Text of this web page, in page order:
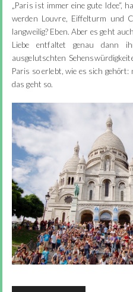
„Paris ist immer eine gute Idee“,
werden Louvre, Eiffelturm und
langweilig? Eben. Aber es geht
Liebe entfaltet genau dann
ausgelutschten
Paris so erlebt, wie es sich
das geht so.